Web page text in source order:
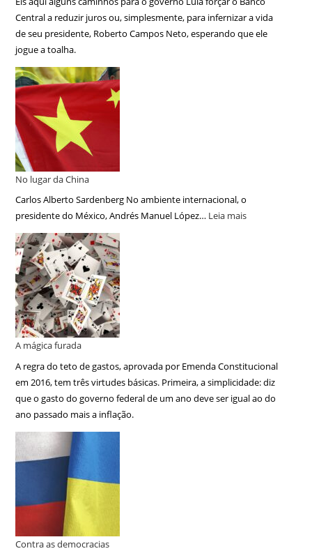
Central a reduzir juros ou, simplesmente, para infernizar a vida
de seu presidente, Roberto Campos Neto, esperando que ele
jogue a toalha.
No lugar da China
Carlos Alberto Sardenberg No ambiente internacional, o
presidente do México, Andrés Manuel López… Leia mais
A mágica furada
A regra do teto de gastos, aprovada por Emenda Constitucional
em 2016, tem três virtudes básicas. Primeira, a simplicidade: diz
que o gasto do governo federal de um ano deve ser igual ao do
ano passado mais a inflação.
Contra as democracias